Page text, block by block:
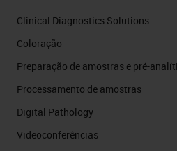
Clinical Diagnostics Solutions
Coloração
Preparação de amostras e pré-
Processamento de amostras
Digital Pathology
Videoconferências